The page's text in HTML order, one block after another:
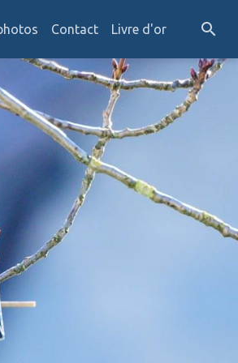
Contact Livre d'or